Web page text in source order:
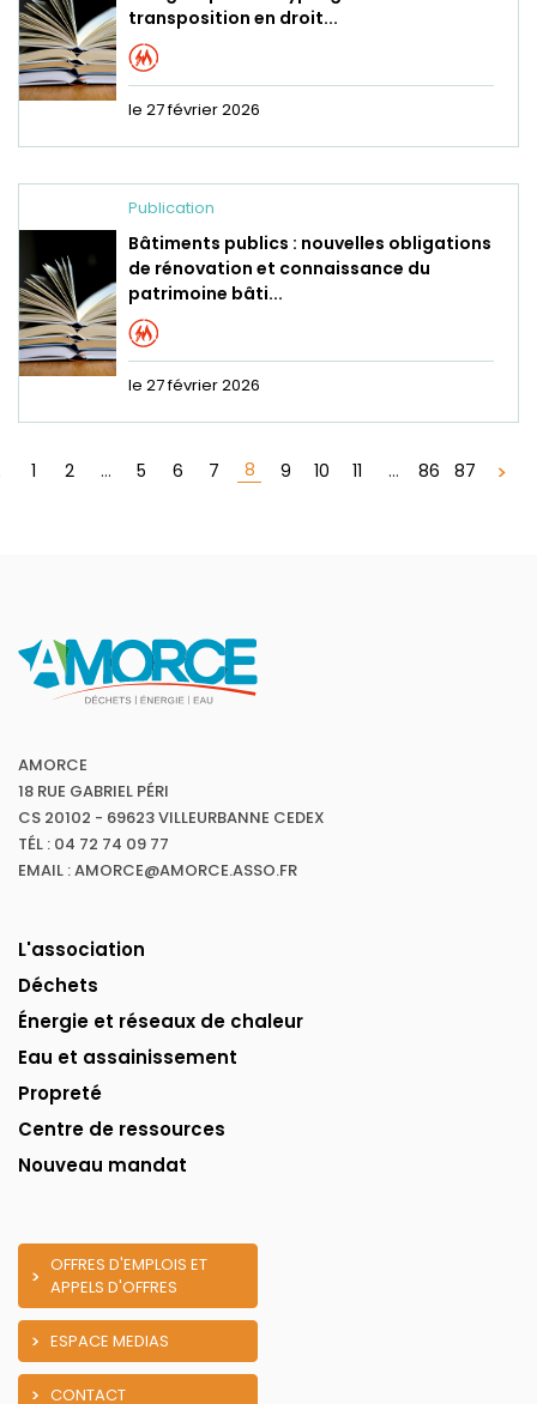
transposition en droit...
le 27 février 2026
Publication
Bâtiments publics : nouvelles obligations
de rénovation et connaissance du
patrimoine bâti...
le 27 février 2026
1 2 ... 5 6 7 8 9 10 11 ... 86 87
AMORCE
18 RUE GABRIEL PÉRI
CS 20102 - 69623 VILLEURBANNE CEDEX
TÉL : 04 72 74 09 77
EMAIL : AMORCE@AMORCE.ASSO.FR
L'association
Déchets
Énergie et réseaux de chaleur
Eau et assainissement
Propreté
Centre de ressources
Nouveau mandat
OFFRES D'EMPLOIS ET
APPELS D'OFFRES
ESPACE MEDIAS
CONTACT